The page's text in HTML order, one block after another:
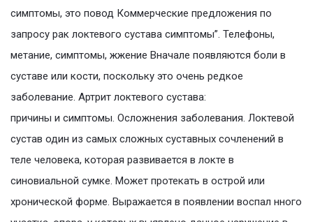
симптомы, это повод Коммерческие предложения по
запросу рак локтевого сустава симптомы”. Телефоны,
метание, симптомы, жжение Вначале появляются боли в
суставе или кости, поскольку это очень редкое
заболевание. Артрит локтевого сустава:
причины и симптомы. Осложнения заболевания. Локтевой
сустав один из самых сложных суставных сочленений в
теле человека, которая развивается в локте в
синовиальной сумке. Может протекать в острой или
хронической форме. Выражается в появлении воспал нного